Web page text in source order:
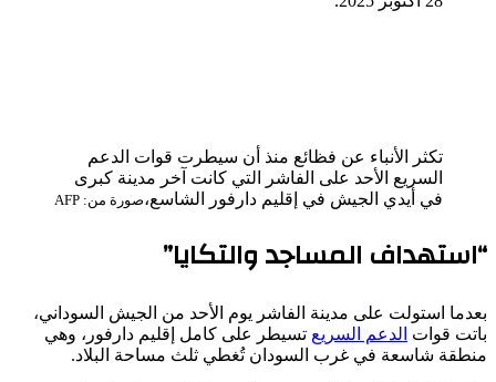
تكثر الأنباء عن فظائع منذ أن سيطرت قوات الدعم
السريع الأحد على الفاشر التي كانت آخر مدينة كبرى
في أيدي الجيش في إقليم دارفور الشاسع،صورة من: AFP
“استهداف المساجد والتكايا”
بعدما استولت على مدينة الفاشر يوم الأحد من الجيش السوداني،
باتت قوات الدعم السريع تسيطر على كامل إقليم دارفور، وهي
منطقة شاسعة في غرب السودان تُغطي ثلث مساحة البلاد.